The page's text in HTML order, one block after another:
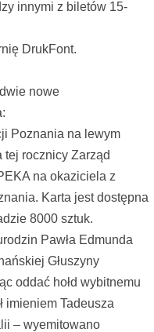
innymi z biletów 15-
DrukFont.
nowe
Poznania na lewym
tej rocznicy Zarząd
na okaziciela z
Karta jest dostępna
8000 sztuk.
Pawła Edmunda
Głuszyny
oddać hołd wybitnemu
imieniem Tadeusza
– wyemitowano